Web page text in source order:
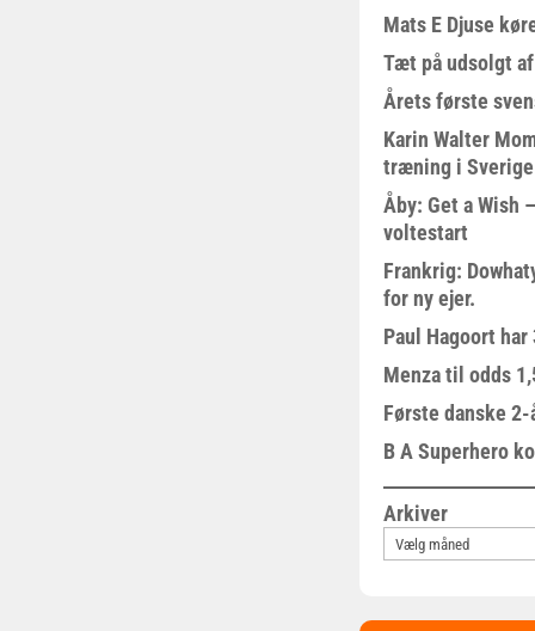
Mats E Djuse
Tæt på udsolgt
Årets første
Karin Walter
træning i Sverige
Åby: Get a Wish
voltestart
Frankrig:
for ny ejer.
Paul Hagoort
Menza til odds
Første danske
B A Superhero
Arkiver